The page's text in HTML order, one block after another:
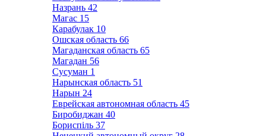
Назрань 42
Магас 15
Карабулак 10
Ошская область 66
Магаданская область 65
Магадан 56
Сусуман 1
Нарынская область 51
Нарын 24
Еврейская автономная область 45
Биробиджан 40
Бориспіль 37